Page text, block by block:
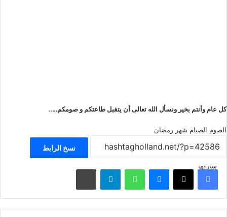
كل عام وأنتم بخير ونسأل الله تعالى أن يتقبل طاعتكم و صومكم…..
الصوم الصيام شهر رمضان
نسخ الرابط
شاركهافيسبوك ‫X ماسنجر واتساب تيلقرام مشاركة عبر البريد